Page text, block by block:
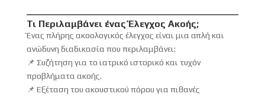
Τι Περιλαμβάνει ένας Έλεγχος Ακοής;
Ένας πλήρης ακοολογικός έλεγχος είναι μια απλή και
ανώδυνη διαδικασία που περιλαμβάνει:
📌 Συζήτηση για το ιατρικό ιστορικό και τυχόν
προβλήματα ακοής.
📌 Εξέταση του ακουστικού πόρου για πιθανές